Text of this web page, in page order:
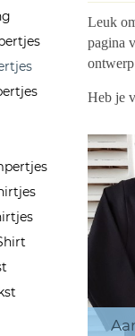
Leuk
pagina
Heb je